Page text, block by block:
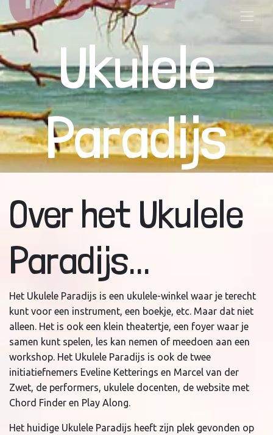
Ukulele
Paradijs
Over het Ukulele
Paradijs...
Het Ukulele Paradijs is een ukulele-winkel waar je terecht
kunt voor een instrument, een boekje, etc. Maar dat niet
alleen. Het is ook een klein theatertje, een foyer waar je
samen kunt spelen, les kan nemen of meedoen aan een
workshop. Het Ukulele Paradijs is ook de twee
initiatiefnemers Eveline Ketterings en Marcel van der
Zwet, de performers, ukulele docenten, de website met
Chord Finder en Play Along.
Het huidige Ukulele Paradijs heeft zijn plek gevonden op